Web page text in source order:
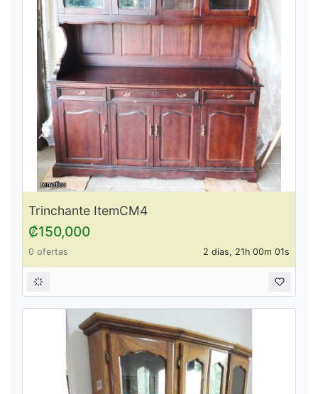
Trinchante ItemCM4
₡150,000
0 ofertas 2 dias, 21h 00m 01s